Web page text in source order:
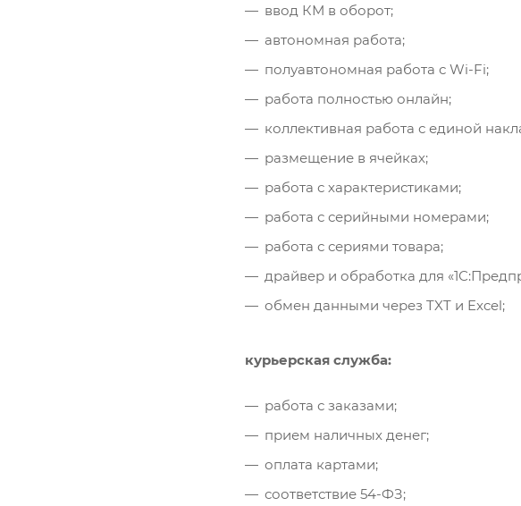
ввод КМ в оборот;
автономная работа;
полуавтономная работа с Wi-Fi;
работа полностью онлайн;
коллективная работа с единой
размещение в ячейках;
работа с характеристиками;
работа с серийными номерами;
работа с сериями товара;
драйвер и обработка для
обмен данными через TXT и Excel;
курьерская служба:
работа с заказами;
прием наличных денег;
оплата картами;
соответствие 54-ФЗ;